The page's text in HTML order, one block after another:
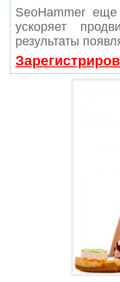
SeoHammer
ускоряет
результаты